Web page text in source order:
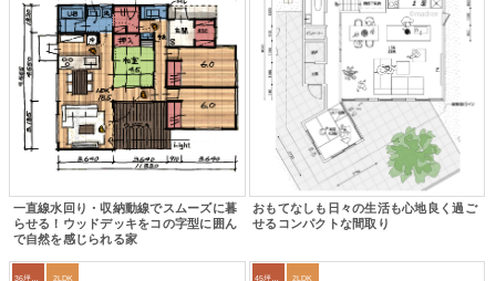
一直線水回り・収納動線でスムーズに暮
らせる！ウッドデッキをコの字型に囲ん
で自然を感じられる家
おもてなしも日々の生活も心地良く過ご
せるコンパクトな間取り
2LDK 45坪～49坪 2LDK